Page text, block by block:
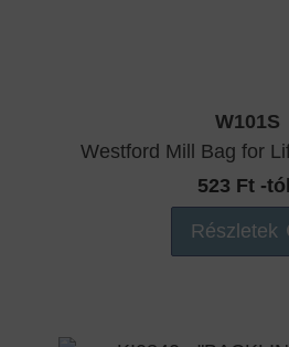
W101S
Westford Mill Bag for
523 Ft -tól
Részletek